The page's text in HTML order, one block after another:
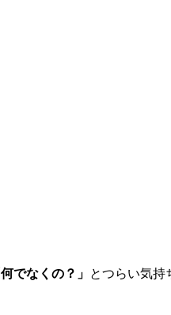
何でなくの？」 とつらい気持